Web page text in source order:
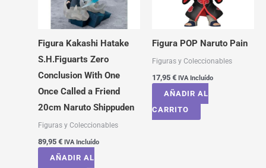
Figura Kakashi Hatake
S.H.Figuarts Zero
Conclusion With One
Once Called a Friend
20cm Naruto Shippuden
Figuras y Coleccionables
89,95 € IVA Incluído
AÑADIR AL
Figura POP Naruto Pain
Figuras y Coleccionables
17,95 € IVA Incluído
AÑADIR AL
CARRITO